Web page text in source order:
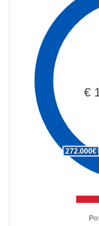
272.000€
€